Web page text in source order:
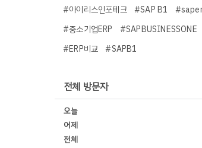
#아이리스인포테크 #SAP B1
#중소기업ERP
#SAPBUSINESSONE
#ERP비교 #SAPB1
전체 방문자
오늘
어제
전체